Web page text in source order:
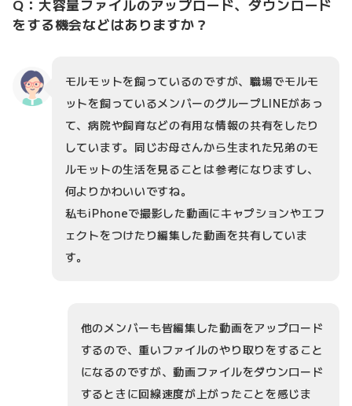
Q：大容量ファイルのアップロード、ダウンロード
をする機会などはありますか？
モルモットを飼っているのですが、職場でモルモ
ットを飼っているメンバーのグループLINEがあっ
て、病院や飼育などの有用な情報の共有をしたり
しています。同じお母さんから生まれた兄弟のモ
ルモットの生活を見ることは参考になりますし、
何よりかわいいですね。
私もiPhoneで撮影した動画にキャプションやエフ
ェクトをつけたり編集した動画を共有していま
す。
他のメンバーも皆編集した動画をアップロード
するので、重いファイルのやり取りをすること
になるのですが、動画ファイルをダウンロード
するときに回線速度が上がったことを感じま